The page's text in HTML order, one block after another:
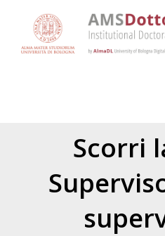
Scorri